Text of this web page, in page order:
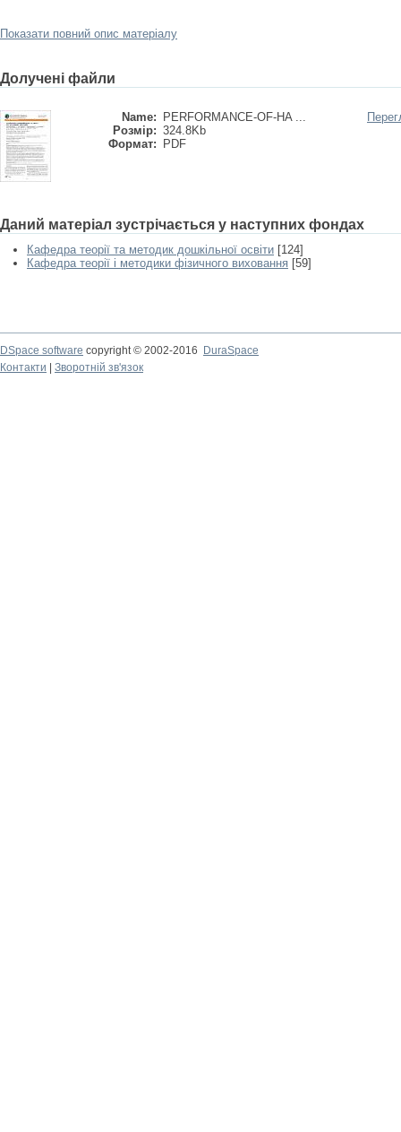
Показати повний опис матеріалу
Долучені файли
Name:
PERFORMANCE-OF-HA ...
Розмір: 324.8Kb
Формат:
PDF
Даний матеріал зустрічається у наступних фондах
Кафедра теорії та методик дошкільної освіти [124]
Кафедра теорії і методики фізичного виховання [59]
DSpace software copyright © 2002-2016
DuraSpace
Контакти
Зворотній зв'язок